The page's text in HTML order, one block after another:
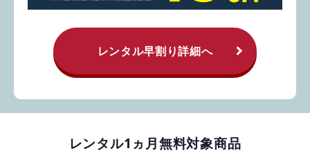
レンタル早割り詳細へ
レンタル1ヵ月無料対象商品